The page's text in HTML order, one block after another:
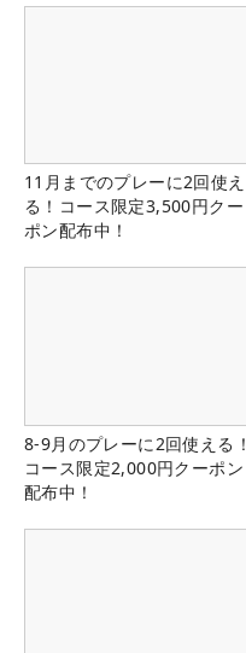
11月までのプレーに2回使え
る！コース限定3,500円クー
ポン配布中！
8-9月のプレーに2回使える！
コース限定2,000円クーポン
配布中！